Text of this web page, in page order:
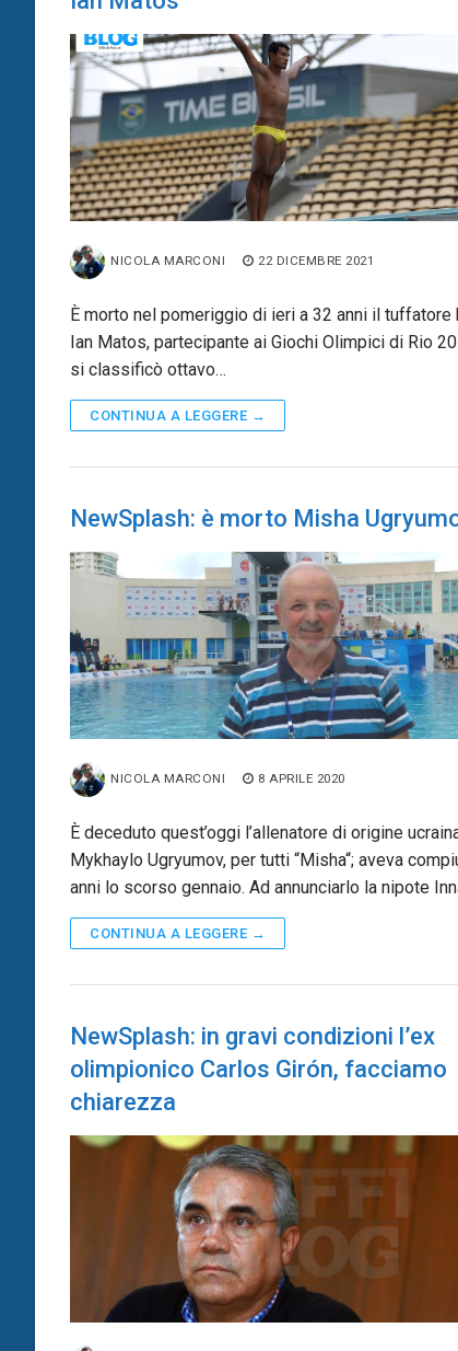
NICOLA MARCONI 22 DICEMBRE 2021
È morto nel pomeriggio di ieri a 32 anni il tuffatore
Ian Matos, partecipante ai Giochi Olimpici di Rio
si classificò ottavo…
CONTINUA A LEGGERE →
NewSplash: è morto Misha
NICOLA MARCONI 8 APRILE 2020
È deceduto quest’oggi l’allenatore di origine
Mykhaylo Ugryumov, per tutti “Misha“; aveva
anni lo scorso gennaio. Ad annunciarlo la nipote
CONTINUA A LEGGERE →
NewSplash: in gravi condizioni l’ex
olimpionico Carlos Girón, facciamo
chiarezza